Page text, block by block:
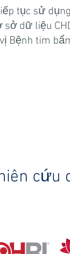
tục sử
sở dữ liệu
Bệnh tim
cứu